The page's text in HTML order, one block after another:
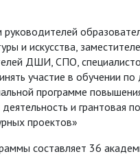
и искусства,
ДШИ, СПО,
участие в обучении
программе
и грантовая
проектов»
составляет 36